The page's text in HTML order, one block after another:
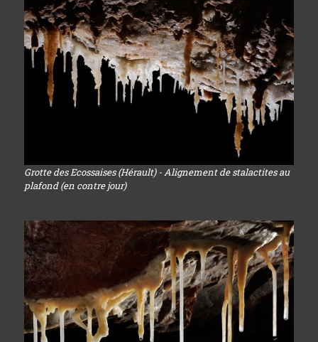
Grotte des Ecossaises (Hérault) - Alignement de stalactites au
plafond (en contre jour)